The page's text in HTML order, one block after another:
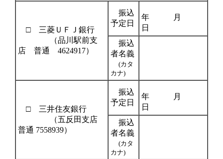
□ 三菱ＵＦＪ銀行
（品川駅前支
店 普通 4624917）
振込
予定日
年 月
日
振込
者名義
(カタ
カナ)
□ 三井住友銀行
（五反田支店
普通 7558939）
振込
予定日
年 月
日
振込
者名義
(カタ
カナ)